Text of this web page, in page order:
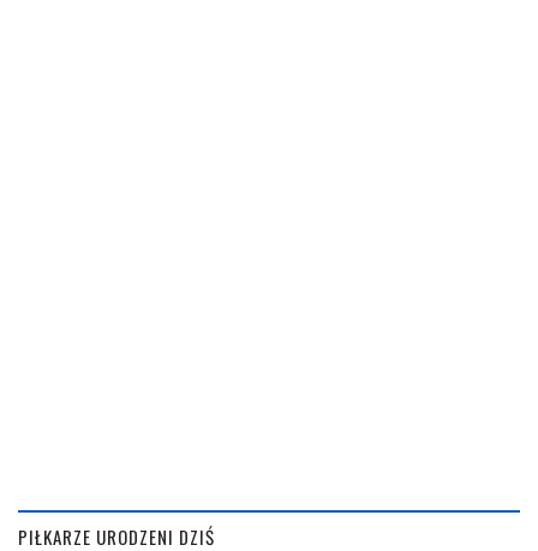
PIŁKARZE URODZENI DZIŚ